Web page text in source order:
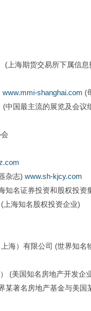
(上海期货交易所下属信
www.mmi-shanghai.com (
(中国最主流的展览及会议
杂志) www.sh-kjcy.com
知名证券投资和股权投资
上海知名股权投资企业)
海）有限公司 (世界知名
(美国知名房地产开发企
某著名房地产基金与美国